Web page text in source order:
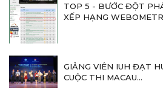
TOP 5 - BƯỚC ĐỘT
XẾP HẠNG
GIẢNG VIÊN IUH ĐẠT
CUỘC THI MACAU...